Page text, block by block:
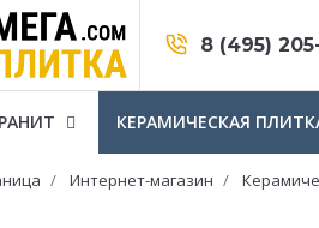
8 (495)
КЕРАМИЧЕСКАЯ
Интернет-магазин